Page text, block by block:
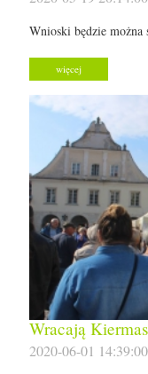
Wnioski będzie można
więcej
Wracają
2020-06-01 14:39:00